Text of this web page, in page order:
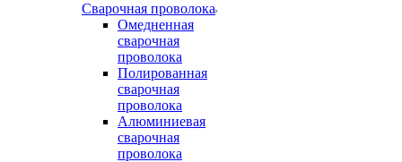
Сварочная проволока
Омедненная
сварочная
проволока
Полированная
сварочная
проволока
Алюминиевая
сварочная
проволока